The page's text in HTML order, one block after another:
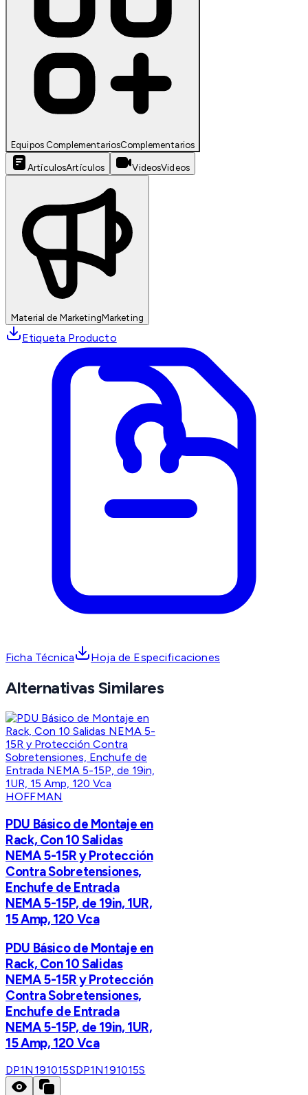
Equipos ComplementariosComplementarios
ArtículosArtículos VideosVideos
Material de MarketingMarketing
Etiqueta Producto
Ficha Técnica Hoja de Especificaciones
Alternativas Similares
HOFFMAN
PDU Básico de Montaje en
Rack, Con 10 Salidas
NEMA 5-15R y Protección
Contra Sobretensiones,
Enchufe de Entrada
NEMA 5-15P, de 19in, 1UR,
15 Amp, 120 Vca
PDU Básico de Montaje en
Rack, Con 10 Salidas
NEMA 5-15R y Protección
Contra Sobretensiones,
Enchufe de Entrada
NEMA 5-15P, de 19in, 1UR,
15 Amp, 120 Vca
DP1N191015SDP1N191015S